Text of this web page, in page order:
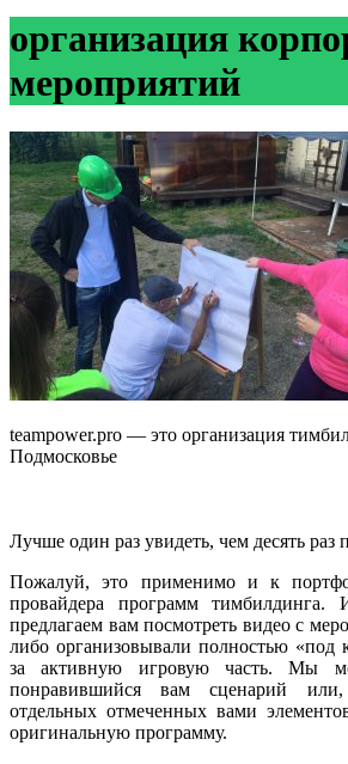
организация
мероприятий
teampower.pro — это организация
Подмосковье
Лучше один раз увидеть, чем десять раз
Пожалуй, это применимо и к
провайдера программ
предлагаем вам посмотреть видео с
либо организовывали полностью «под
за активную игровую часть. Мы
понравившийся вам сценарий
отдельных отмеченных вами
оригинальную программу.